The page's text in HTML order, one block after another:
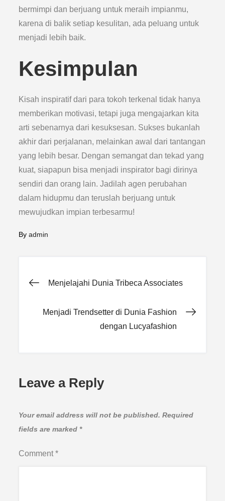
bermimpi dan berjuang untuk meraih impianmu,
karena di balik setiap kesulitan, ada peluang untuk
menjadi lebih baik.
Kesimpulan
Kisah inspiratif dari para tokoh terkenal tidak hanya
memberikan motivasi, tetapi juga mengajarkan kita
arti sebenarnya dari kesuksesan. Sukses bukanlah
akhir dari perjalanan, melainkan awal dari tantangan
yang lebih besar. Dengan semangat dan tekad yang
kuat, siapapun bisa menjadi inspirator bagi dirinya
sendiri dan orang lain. Jadilah agen perubahan
dalam hidupmu dan teruslah berjuang untuk
mewujudkan impian terbesarmu!
Byadmin
Post
navigation
Menjelajahi Dunia Tribeca Associates
Menjadi Trendsetter di Dunia Fashion
dengan Lucyafashion
Leave a Reply
Your email address will not be published. Required
fields are marked *
Comment*